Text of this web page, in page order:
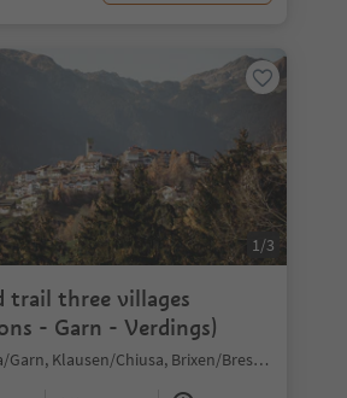
1/3
trail three villages
- Garn - Verdings)
Caerna/Garn, Klausen/Chiusa, Brixen/Bressanone and environs